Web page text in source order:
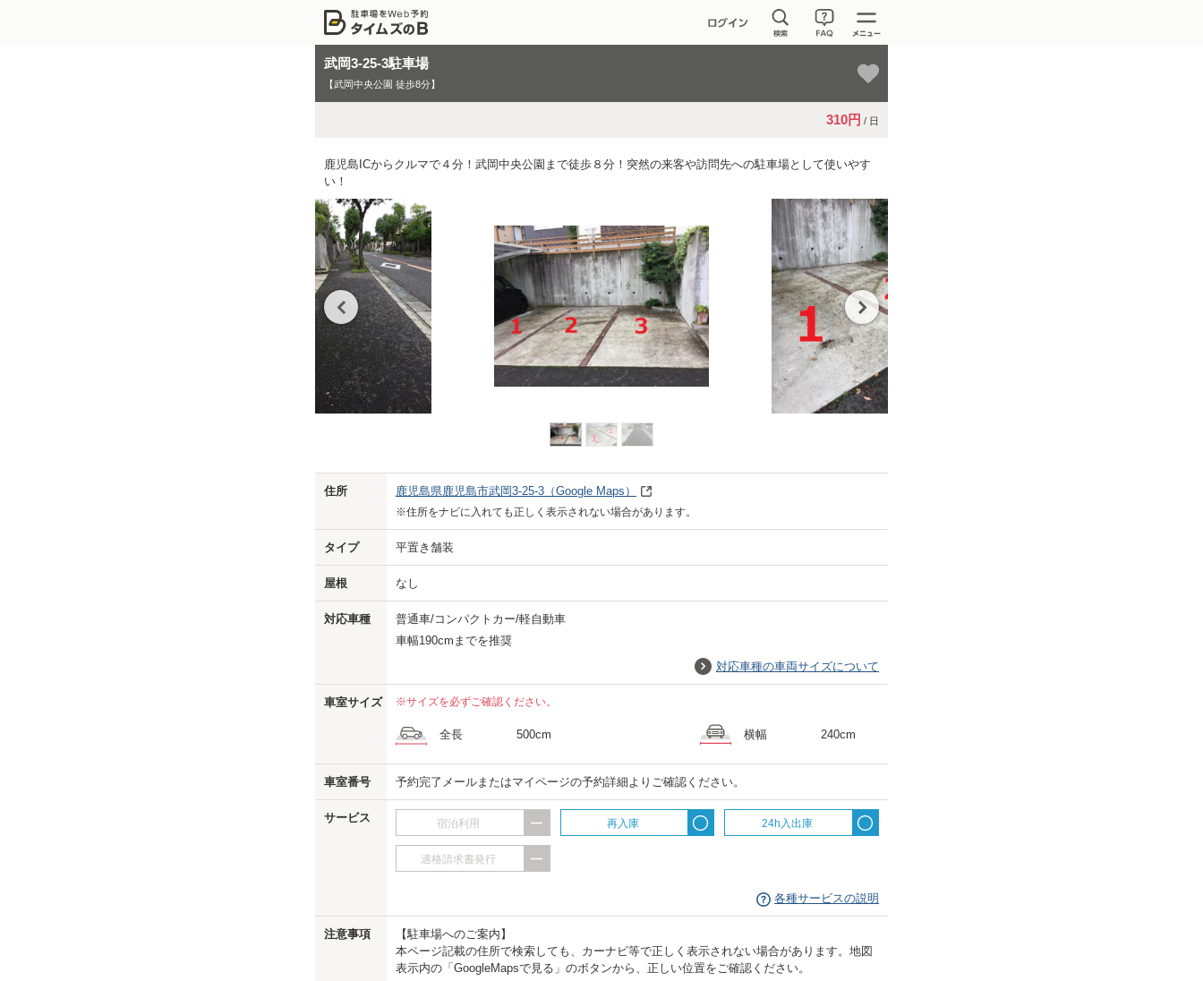
武岡3-25-3駐車場
【武岡中央公園 徒歩8分】
310円 / 日
鹿児島ICからクルマで４分！武岡中央公園まで徒歩８分！突然の来客や訪問先への駐車場として使いやす
い！
住所
鹿児島県鹿児島市武岡3-25-3 （Google Maps）
※住所をナビに入れても正しく表示されない場合があります。
タイプ 平置き舗装
屋根 なし
対応車種
普通車/コンパクトカー/軽自動車
車幅190cmまでを推奨
対応車種の車両サイズについて
車室サイズ ※サイズを必ずご確認ください。
全長 500cm 横幅 240cm
車室番号 予約完了メールまたはマイページの予約詳細よりご確認ください。
サービス 宿泊利用 再入庫 24h入出庫
適格請求書発行
各種サービスの説明
注意事項
【駐車場へのご案内】
本ページ記載の住所で検索しても、カーナビ等で正しく表示されない場合があります。地図
表示内の「GoogleMapsで見る」のボタンから、正しい位置をご確認ください。